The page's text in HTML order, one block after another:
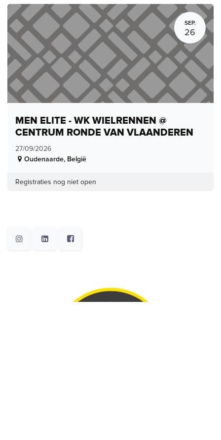
SEP.
26
MEN ELITE - WK WIELRENNEN @
CENTRUM RONDE VAN VLAANDEREN
27/09/2026
Oudenaarde, België
Registraties nog niet open